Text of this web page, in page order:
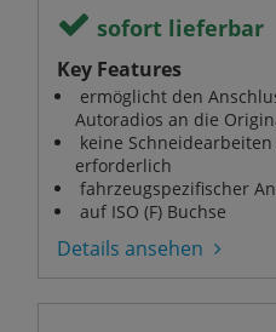
sofort lieferbar
Key Features
ermöglicht den
Autoradios an die
keine
erforderlich
fahrzeugspezifischer
auf ISO (F) Buchse
Details ansehen